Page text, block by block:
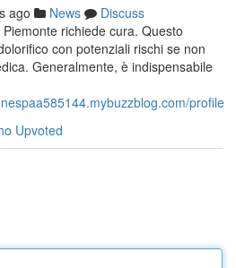
ago News
Discuss
richiede cura. Questo
con potenziali rischi se non
Generalmente, è indispensabile
profile
Upvoted